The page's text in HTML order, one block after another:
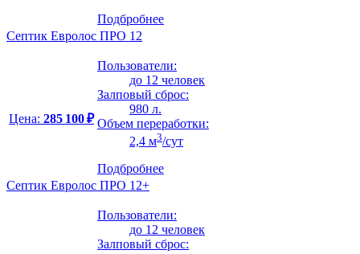
Подбробнее
Септик Евролос ПРО 12
Цена: 285 100 ₽
Пользователи:
до 12 человек
Залповый сброс:
980 л.
Объем переработки:
2,4 м3/сут
Подбробнее
Септик Евролос ПРО 12+
Пользователи:
до 12 человек
Залповый сброс: